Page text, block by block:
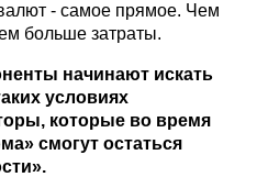
- самое прямое. Чем
больше затраты.
начинают искать
условиях
которые во время
смогут остаться